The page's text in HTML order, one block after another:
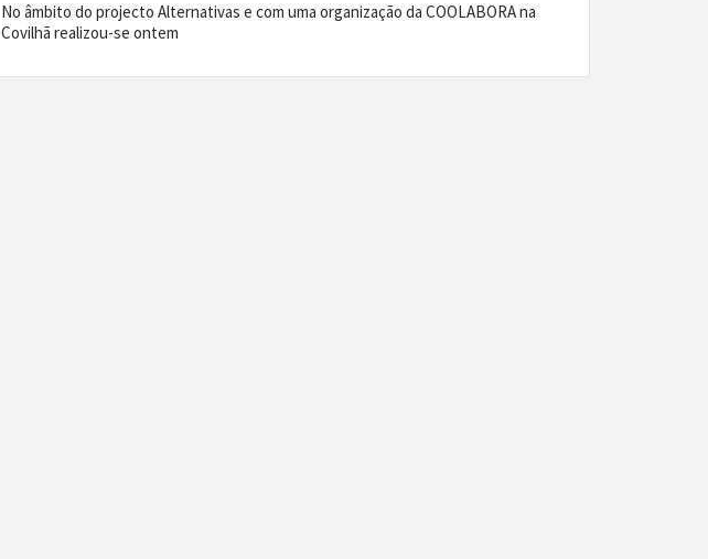
No âmbito do projecto Alternativas e com uma organização da COOLABORA na
Covilhã realizou-se ontem